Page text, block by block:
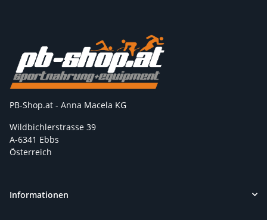
PB-Shop.at - Anna Macela KG
Wildbichlerstrasse 39
A-6341 Ebbs
Österreich
Informationen